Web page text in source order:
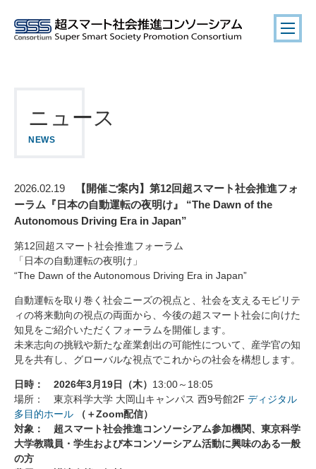
ニュース
NEWS
2026.02.19
【開催ご案内】第12回超スマート社会推進フォ
ーラム『日本の自動運転の夜明け』 “The Dawn of the
Autonomous Driving Era in Japan”
第12回超スマート社会推進フォーラム
「日本の自動運転の夜明け」
“The Dawn of the Autonomous Driving Era in Japan”
自動運転を取り巻く社会ニーズの視点と、社会を支えるモビリテ
ィの将来動向の視点の両面から、今後の超スマート社会に向けた
知見をご紹介いただくフォーラムを開催します。
未来志向の挑戦や新たな産業創出の可能性について、産学官の知
見を共有し、グローバルな視点でこれからの社会を構想します。
日時： 2026年3月19日（木） 13:00～18:05
場所： 東京科学大学 大岡山キャンパス 西9号館2F ディジタル
多目的ホール
（＋Zoom配信）
対象： 超スマート社会推進コンソーシアム参加機関、東京科学
大学教職員・学生および本コンソーシアム活動に興味のある一般
の方